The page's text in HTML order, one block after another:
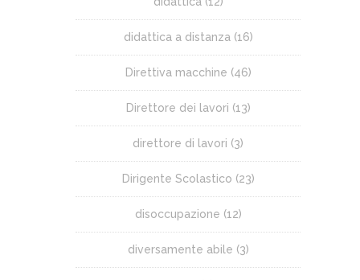
didattica a distanza (16)
Direttiva macchine (46)
Direttore dei lavori (13)
direttore di lavori (3)
Dirigente Scolastico (23)
disoccupazione (12)
diversamente abile (3)